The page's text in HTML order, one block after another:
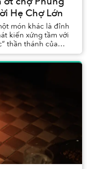
Hẹ Chợ Lớn
món khác là đỉnh
kiến xứng tầm với
thần thánh của